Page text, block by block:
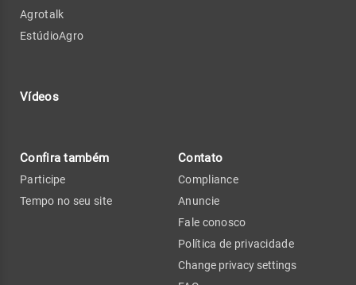
Agrotalk
EstúdioAgro
Vídeos
Confira também
Participe
Tempo no seu site
Contato
Compliance
Anuncie
Fale conosco
Política de privacidade
Change privacy settings